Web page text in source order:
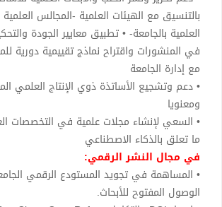
بالتنسيق مع الهيئات العلمية -المجالس العلمية
العلمية بالجامعة- • تطبيق معايير الجودة
في المنشورات واقتراح نماذج تقييمية دورية
مع إدارة الجامعة
• دعم وتشجيع الأساتذة ذوي الإنتاج العلمي
ومعنويا
• السعي لإنشاء مجلات علمية في التخصصات
ما تعلق بالذكاء الاصطناعي
في مجال النشر الرقمي:
• المساهمة في تجويد المستودع الرقمي
الوصول المفتوح للأبحاث.